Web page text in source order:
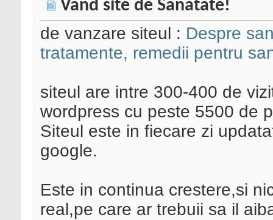
Vand site de Sanatate!
de vanzare siteul : Despre
tratamente, remedii pentru
siteul are intre 300-400 de
wordpress cu peste 5500 de
Siteul este in fiecare zi
google.
Este in continua crestere,si
real,pe care ar trebuii sa il